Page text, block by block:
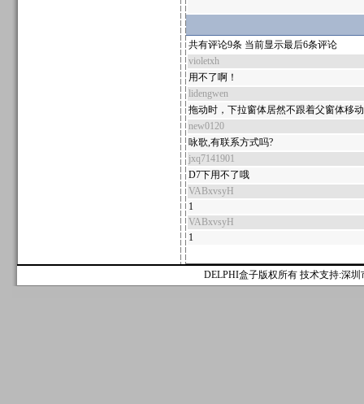
共有评论9条 当前显示最后6条评论
violetxh
用不了啊！
lidengwen
拖动时，下拉窗体居然不跟着父窗体移
new0120
咏歌,有联系方式吗?
jxq7141901
D7下用不了哦
VABxvsyH
1
VABxvsyH
1
DELPHI盒子版权所有 技术支持:深